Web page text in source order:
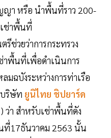
ญา หรือ นำพื้นที่ราว 200-
ช่าพื้นที่
ช่วยว่าการกระทรวง
าพื้นที่เพื่อดำเนินการ
มฉบังระหว่างการท่าเรือ
ริษัท ยูนิไทย ชิปยาร์ด
ว่า สำหรับเช่าพื้นที่ดัง
ที่17ธันวาคม 2563 นั้น